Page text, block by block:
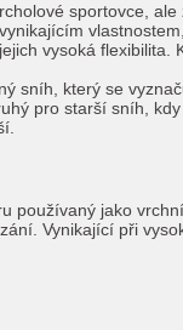
sportovce,
vysoká flexibilita.
sníh, který se
pro starší sníh,
používaný jako
Vynikající při